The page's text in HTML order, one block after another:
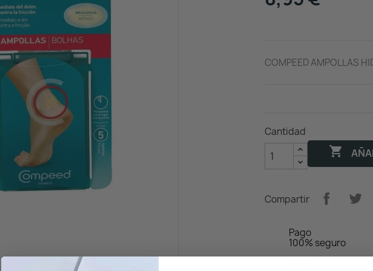
COMPEED AMPOLLAS
Cantidad

Compartir
Pago
100% seguro